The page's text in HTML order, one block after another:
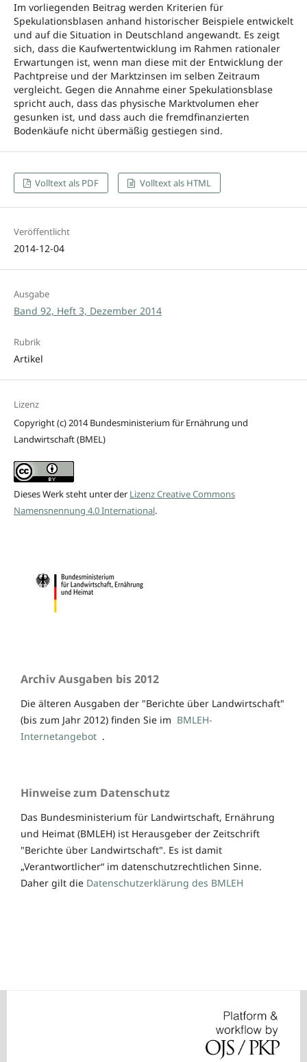
Im vorliegenden Beitrag werden Kriterien für
Spekulationsblasen anhand historischer Beispiele entwickelt
und auf die Situation in Deutschland angewandt. Es zeigt
sich, dass die Kaufwertentwicklung im Rahmen rationaler
Erwartungen ist, wenn man diese mit der Entwicklung der
Pachtpreise und der Marktzinsen im selben Zeitraum
vergleicht. Gegen die Annahme einer Spekulationsblase
spricht auch, dass das physische Marktvolumen eher
gesunken ist, und dass auch die fremdfinanzierten
Bodenkäufe nicht übermäßig gestiegen sind.
Volltext als PDF Volltext als HTML
Veröffentlicht
2014-12-04
Ausgabe
Band 92, Heft 3, Dezember 2014
Rubrik
Artikel
Lizenz
Copyright (c) 2014 Bundesministerium für Ernährung und
Landwirtschaft (BMEL)
Dieses Werk steht unter derLizenz Creative Commons
Namensnennung 4.0 International.
Archiv Ausgaben bis 2012
Die älteren Ausgaben der "Berichte über Landwirtschaft"
(bis zum Jahr 2012) finden Sie im BMLEH-
Internetangebot .
Hinweise zum Datenschutz
Das Bundesministerium für Landwirtschaft, Ernährung
und Heimat (BMLEH) ist Herausgeber der Zeitschrift
"Berichte über Landwirtschaft". Es ist damit
„Verantwortlicher“ im datenschutzrechtlichen Sinne.
Daher gilt die Datenschutzerklärung des BMLEH